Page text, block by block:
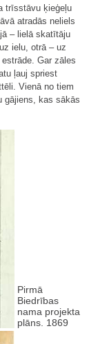
trīsstāvu ķieģeļu
atradās neliels
– lielā skatītāju
ielu, otrā – uz
Gar zāles
ļauj spriest
Vienā no tiem
gājiens, kas sākās
Pirmā
Biedrības
nama projekta
plāns. 1869